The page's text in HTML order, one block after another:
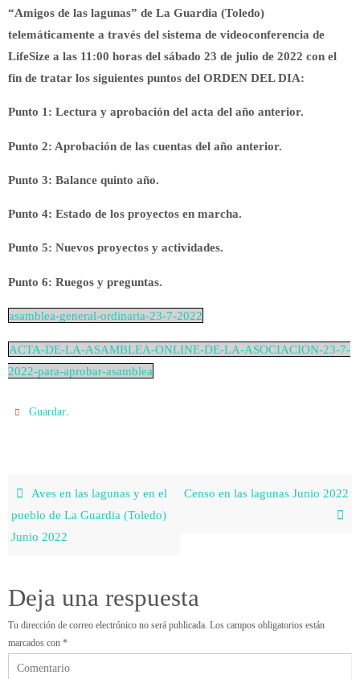
“Amigos de las lagunas” de La Guardia (Toledo)
telemáticamente a través del sistema de videoconferencia de
LifeSize a las 11:00 horas del sábado 23 de julio de 2022 con el
fin de tratar los siguientes puntos del ORDEN DEL DIA:
Punto 1: Lectura y aprobación del acta del año anterior.
Punto 2: Aprobación de las cuentas del año anterior.
Punto 3: Balance quinto año.
Punto 4: Estado de los proyectos en marcha.
Punto 5: Nuevos proyectos y actividades.
Punto 6: Ruegos y preguntas.
asamblea-general-ordinaria-23-7-2022
ACTA-DE-LA-ASAMBLEA-ONLINE-DE-LA-ASOCIACION-23-7-
2022-para-aprobar-asamblea
Guardar.
Aves en las lagunas y en el
pueblo de La Guardia (Toledo)
Junio 2022
Censo en las lagunas Junio 2022
Deja una respuesta
Tu dirección de correo electrónico no será publicada. Los campos obligatorios están
marcados con *